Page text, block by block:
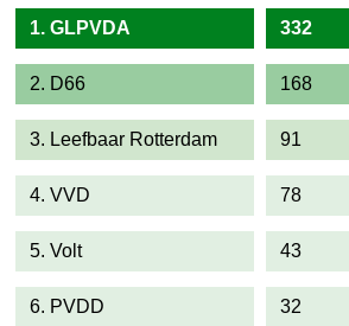
1. GLPVDA 332
2. D66 168
3. Leefbaar Rotterdam 91
4. VVD 78
5. Volt 43
6. PVDD 32